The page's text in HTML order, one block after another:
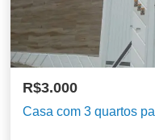
R$3.000
Casa com 3 quartos